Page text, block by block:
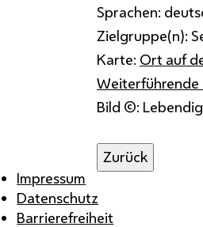
Sprachen:
Zielgruppe(n):
Karte: Ort auf
Bild ©:
Zurück
Impressum
Datenschutz
Barrierefreiheit